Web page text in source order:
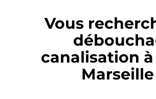
Vous
canalisation à
Marseille